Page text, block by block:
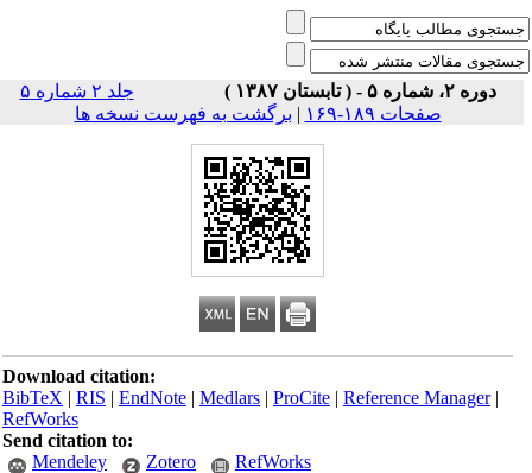
دوره ۲، شماره ۵ - ( تابستان ۱۳۸۷ )
جلد ۲ شماره ۵
صفحات ۱۸۹-۱۶۹
| برگشت به فهرست نسخه ها
Download citation:
BibTeX|RIS|EndNote|Medlars|ProCite|Reference Manager
RefWorks
Send citation to:
Mendeley
Zotero RefWorks